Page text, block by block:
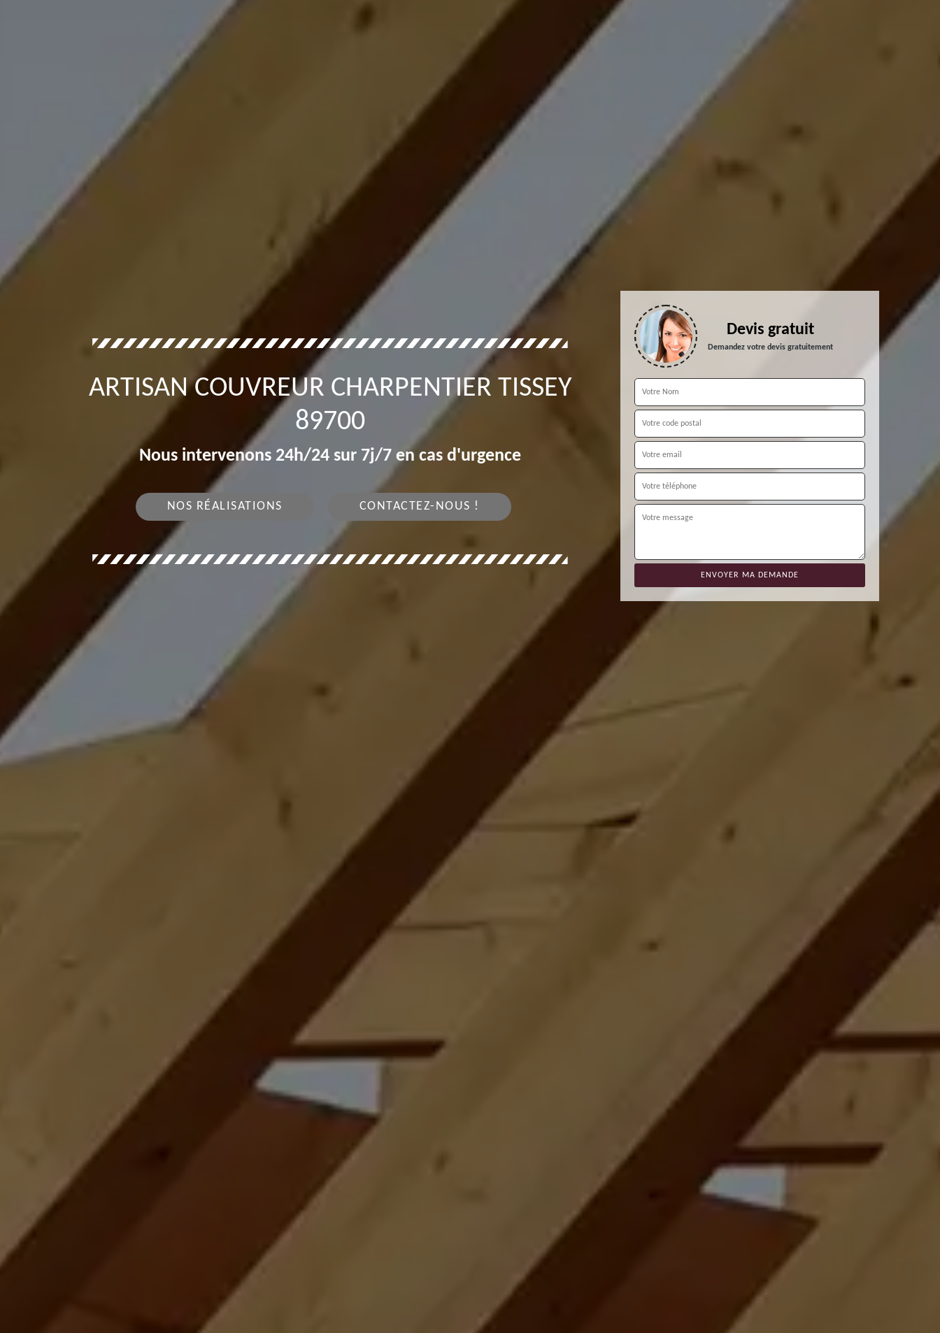
ARTISAN COUVREUR CHARPENTIER TISSEY
89700
Nous intervenons 24h/24 sur 7j/7 en cas d'urgence
NOS RÉALISATIONS CONTACTEZ-NOUS !
Devis gratuit
Demandez votre devis gratuitement